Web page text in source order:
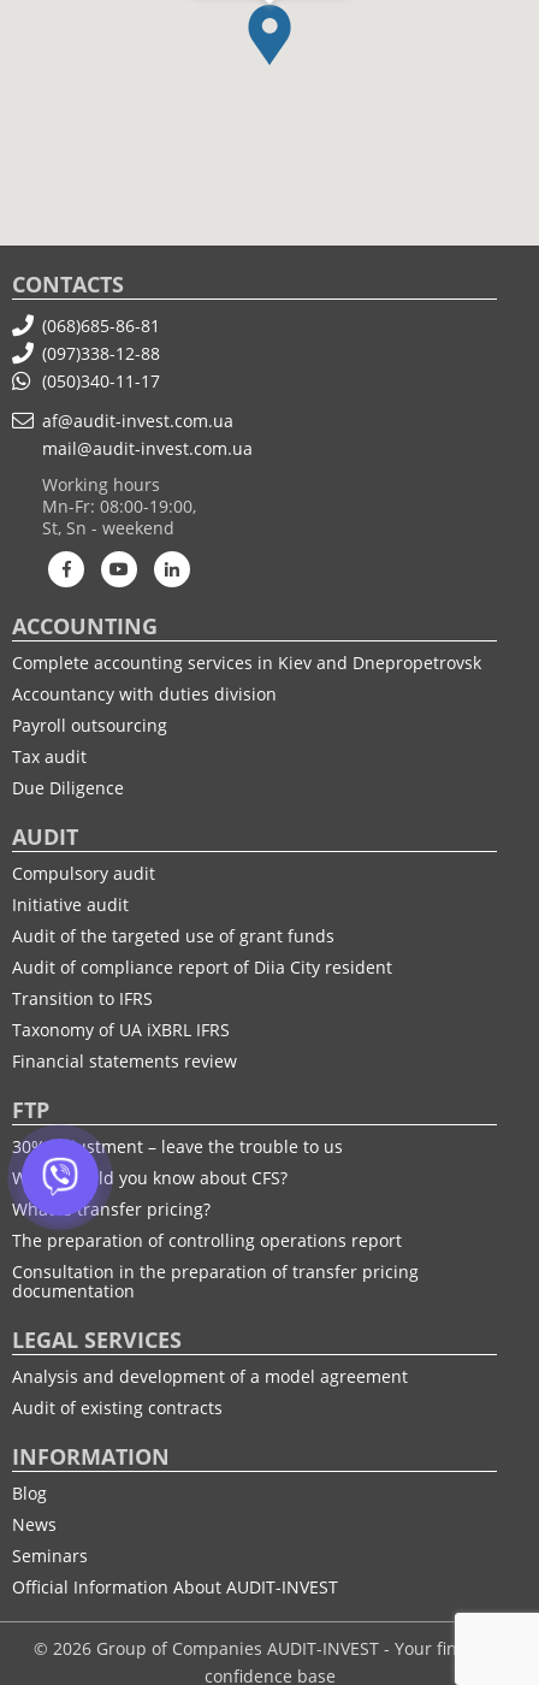
CONTACTS
(068)685-86-81
(097)338-12-88
(050)340-11-17
af@audit-invest.com.ua
mail@audit-invest.com.ua
Working hours
Mn-Fr: 08:00-19:00,
St, Sn - weekend
ACCOUNTING
Complete accounting services in Kiev and Dnepropetrovsk
Accountancy with duties division
Payroll outsourcing
Tax audit
Due Diligence
AUDIT
Compulsory audit
Initiative audit
Audit of the targeted use of grant funds
Audit of compliance report of Diia City resident
Transition to IFRS
Taxonomy of UA іXBRL IFRS
Financial statements review
FTP
30% adjustment – leave the trouble to us
What should you know about CFS?
What is transfer pricing?
The preparation of controlling operations report
Consultation in the preparation of transfer pricing
documentation
LEGAL SERVICES
Analysis and development of a model agreement
Audit of existing contracts
INFORMATION
Blog
News
Seminars
Official Information About AUDIT-INVEST
© 2026 Group of Companies AUDIT-INVEST - Your financial
confidence base